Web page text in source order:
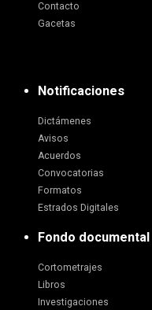
Contacto
Gacetas
Notificaciones
Dictámenes
Avisos
Acuerdos
Convocatorias
Formatos
Estrados Digitales
Fondo documental
Cortometrajes
Libros
Investigaciones